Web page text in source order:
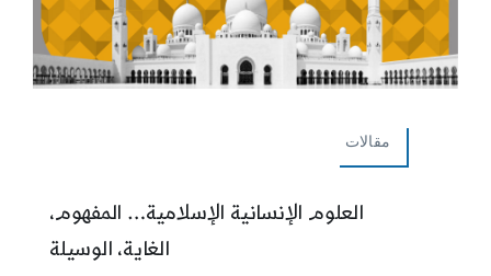
مقالات
العلوم الإنسانية الإسلامية… المفهوم،
الغاية، الوسيلة